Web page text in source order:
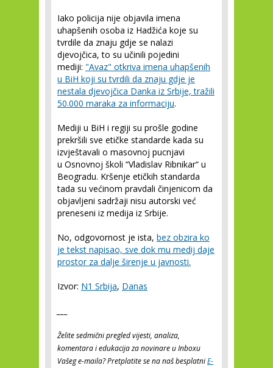
Iako policija nije objavila imena
uhapšenih osoba iz Hadžića koje su
tvrdile da znaju gdje se nalazi
djevojčica, to su učinili pojedini
mediji: "Avaz" otkriva imena uhapšenih
u BiH koji su tvrdili da znaju gdje je
nestala djevojčica Danka iz Srbije, tražili
50.000 maraka za informaciju.
Mediji u BiH i regiji su prošle godine
prekršili sve etičke standarde kada su
izvještavali o masovnoj pucnjavi
u Osnovnoj školi “Vladislav Ribnikar“ u
Beogradu. Kršenje etičkih standarda
tada su većinom pravdali činjenicom da
objavljeni sadržaji nisu autorski već
preneseni iz medija iz Srbije.
No, odgovornost je ista, bez obzira ko
je tekst napisao, sve dok mu medij daje
prostor za dalje širenje u javnosti.
Izvor: N1 Srbija, Danas
Želite sedmični pregled vijesti, analiza,
komentara i edukacija za novinare u Inboxu
Vašeg e-maila? Pretplatite se na naš besplatniE-